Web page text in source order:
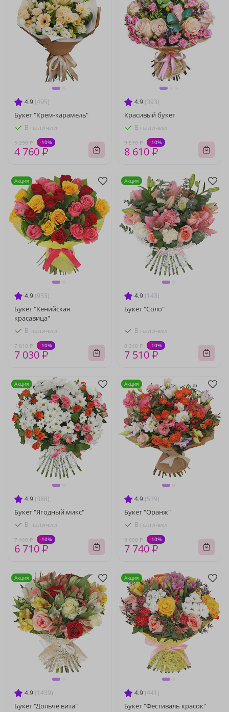
4.9 (495)
Букет "Крем-карамель"
В наличии
5 290 ₽ -10%
4 760 ₽
4.9 (393)
Красивый букет
В наличии
9 570 ₽ -10%
8 610 ₽
4.9 (933)
Букет "Кенийская
красавица"
В наличии
7 810 ₽ -10%
7 030 ₽
Акция
4.9 (143)
Букет "Соло"
В наличии
8 340 ₽ -10%
7 510 ₽
Акция
4.9 (388)
Букет "Ягодный микс"
В наличии
7 460 ₽ -10%
6 710 ₽
Акция
4.9 (539)
Букет "Оранж"
В наличии
8 600 ₽ -10%
7 740 ₽
Акция
4.9 (1439)
Букет "Дольче вита"
Акция
4.9 (441)
Букет "Фестиваль красок"
Акция